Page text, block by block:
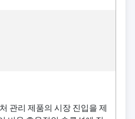
관리 제품의 시장 진입을 제